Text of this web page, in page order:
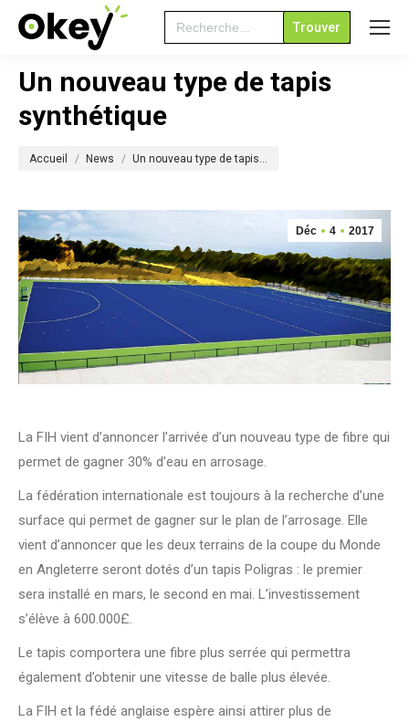
Search
for:
Un nouveau type de tapis
synthétique
Accueil News Un nouveau type de tapis…
Déc 4 2017
La FIH vient d’annoncer l’arrivée d’un nouveau type de fibre qui
permet de gagner 30% d’eau en arrosage.
La fédération internationale est toujours à la recherche d’une
surface qui permet de gagner sur le plan de l’arrosage. Elle
vient d’annoncer que les deux terrains de la coupe du Monde
en Angleterre seront dotés d’un tapis Poligras : le premier
sera installé en mars, le second en mai. L’investissement
s’élève à 600.000£.
Le tapis comportera une fibre plus serrée qui permettra
également d’obtenir une vitesse de balle plus élevée.
La FIH et la fédé anglaise espère ainsi attirer plus de